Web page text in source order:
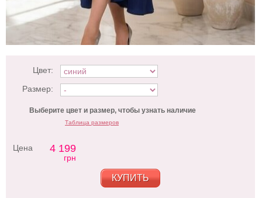
Цвет:
Размер:
Выберите цвет и размер, чтобы узнать наличие
Таблица размеров
Цена 4 199
грн
КУПИТЬ